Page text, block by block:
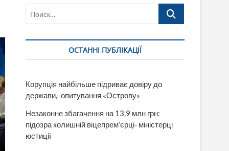
Поиск…
ОСТАННІ ПУБЛІКАЦІЇ
Корупція найбільше підриває довіру до
держави,- опитування «Острову»
Незаконне збагачення на 13,9 млн грн:
підозра колишній віцепрем’єрці- міністерці
юстиції